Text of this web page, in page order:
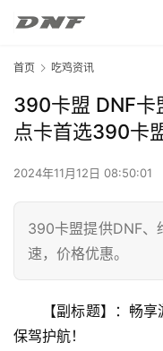
首页 吃鸡资讯
390卡盟 DNF卡
点卡首选390卡
2024年11月12日 08:50:01
390卡盟提供DNF、
速，价格优惠。
【副标题】：畅
保驾护航！